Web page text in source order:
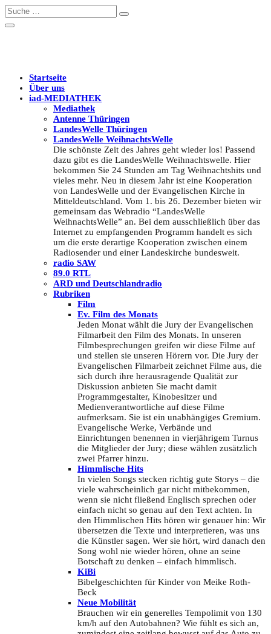
Startseite
Über uns
iad-MEDIATHEK
Mediathek
Antenne Thüringen
LandesWelle Thüringen
LandesWelle WeihnachtsWelle
Die schönste Zeit des Jahres geht wieder los! Passend
dazu gibt es die LandesWelle Weihnachtswelle. Hier
bekommen Sie 24 Stunden am Tag Weihnachtshits und
vieles mehr. Neu in diesem Jahr ist eine Kooperation
von LandesWelle und der Evangelischen Kirche in
Mitteldeutschland. Vom 1. bis 26. Dezember bieten wir
gemeinsam das Webradio “LandesWelle
WeihnachtsWelle” an. Bei dem ausschließlich über das
Internet zu empfangenden Programm handelt es sich
um die erste derartige Kooperation zwischen einem
Radiosender und einer Landeskirche bundesweit.
radio SAW
89.0 RTL
ARD und Deutschlandradio
Rubriken
Film
Ev. Film des Monats
Jeden Monat wählt die Jury der Evangelischen
Filmarbeit den Film des Monats. In unseren
Filmbesprechungen greifen wir diese Filme auf
und stellen sie unseren Hörern vor. Die Jury der
Evangelischen Filmarbeit zeichnet Filme aus, die
sich durch ihre herausragende Qualität zur
Diskussion anbieten Sie macht damit
Programmgestalter, Kinobesitzer und
Medienverantwortliche auf diese Filme
aufmerksam. Sie ist ein unabhängiges Gremium.
Evangelische Werke, Verbände und
Einrichtungen benennen in vierjährigem Turnus
die Mitglieder der Jury; diese wählen zusätzlich
zwei Pfarrer hinzu.
Himmlische Hits
In vielen Songs stecken richtig gute Storys – die
viele wahrscheinlich gar nicht mitbekommen,
wenn sie nicht fließend Englisch sprechen oder
einfach nicht so genau auf den Text achten. In
den Himmlischen Hits hören wir genauer hin: Wir
übersetzen die Texte und interpretieren, was uns
die Künstler sagen. Wer sie hört, wird danach den
Song wohl nie wieder hören, ohne an seine
Botschaft zu denken – einfach himmlisch.
KiBi
Bibelgeschichten für Kinder von Meike Roth-
Beck
Neue Mobilität
Brauchen wir ein generelles Tempolimit von 130
km/h auf den Autobahnen? Wie fühlt es sich an,